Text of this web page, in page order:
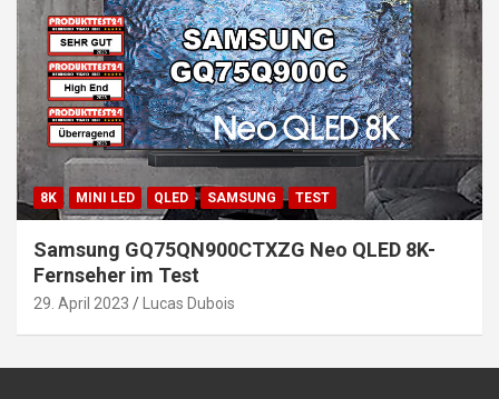
8K MINI LED QLED SAMSUNG TEST
Samsung GQ75QN900CTXZG Neo QLED 8K-
Fernseher im Test
29. April 2023 Lucas Dubois